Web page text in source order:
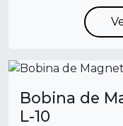
Bobina de
L-10